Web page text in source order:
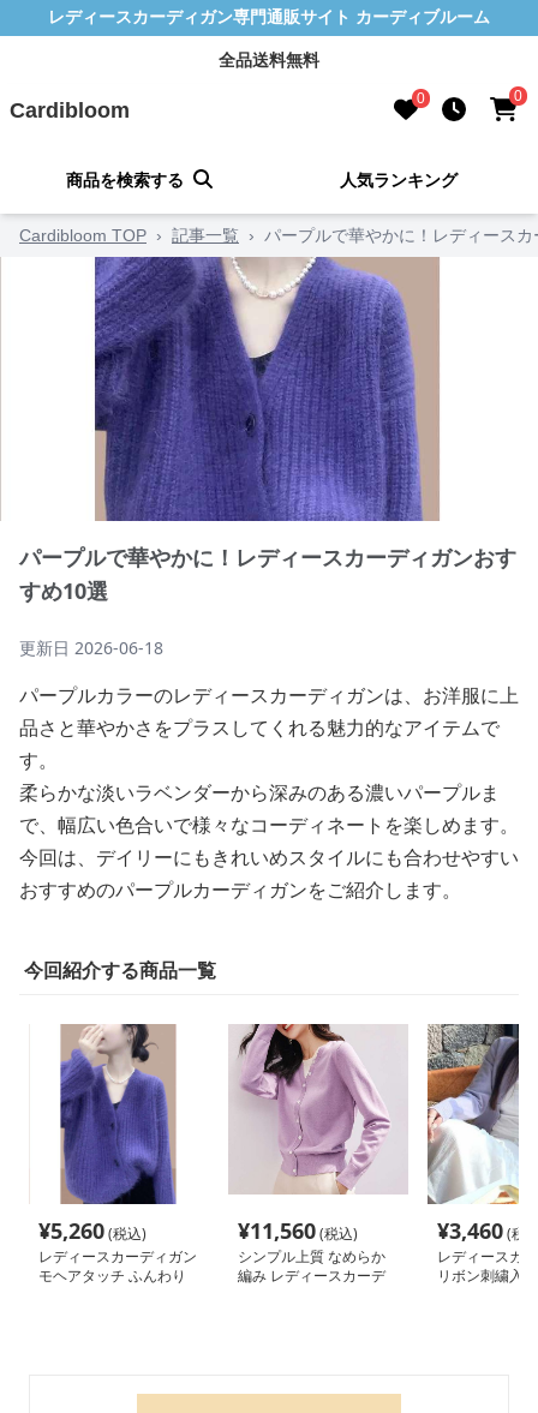
レディースカーディガン専門通販サイト カーディブルーム
全品送料無料
Cardibloom 0 0
商品を検索する 人気ランキング
Cardibloom TOP › 記事一覧 › パープルで華やかに！レディース
パープルで華やかに！レディースカーディガンおす
すめ10選
更新日 2026-06-18
パープルカラーのレディースカーディガンは、お洋服に上
品さと華やかさをプラスしてくれる魅力的なアイテムで
す。
柔らかな淡いラベンダーから深みのある濃いパープルま
で、幅広い色合いで様々なコーディネートを楽しめます。
今回は、デイリーにもきれいめスタイルにも合わせやすい
おすすめのパープルカーディガンをご紹介します。
今回紹介する商品一覧
¥5,260(税込)
レディースカーディガン
モヘアタッチ ふんわり
¥11,560(税込)
シンプル上質 なめらか
編み レディースカーデ
¥3,460(税
レディースカ
リボン刺繍入